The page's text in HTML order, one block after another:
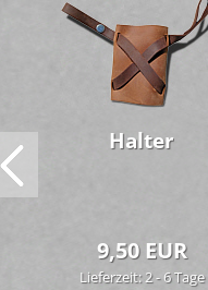
Hal­ter
9,50 EUR
Lieferzeit: 2 - 6 Tage